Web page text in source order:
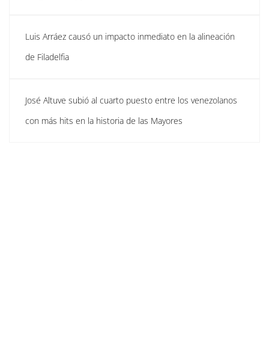
Luis Arráez causó un impacto inmediato en la alineación
de Filadelfia
José Altuve subió al cuarto puesto entre los venezolanos
con más hits en la historia de las Mayores